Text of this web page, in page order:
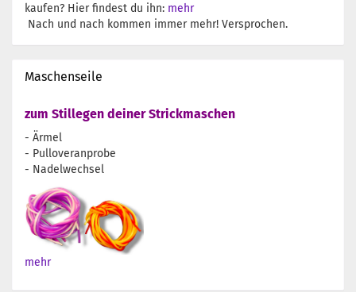
kaufen? Hier findest du ihn: mehr
Nach und nach kommen immer mehr! Versprochen.
Maschenseile
zum Stillegen deiner Strickmaschen
- Ärmel
- Pulloveranprobe
- Nadelwechsel
mehr